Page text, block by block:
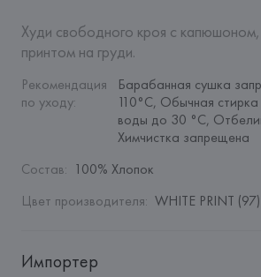
Худи свободного кроя с капюшоном,
принтом на груди.
Рекомендация
по уходу:
Барабанная сушка
110°C, Обычная
воды до 30 °C,
Химчистка запрещена
Состав: 100% Хлопок
Цвет производителя: WHITE PRINT (97)
Импортер